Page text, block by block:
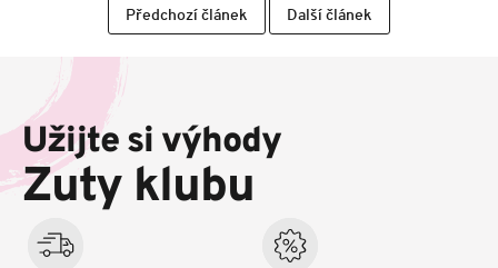
Předchozí článek Další článek
a
í
Užijte si výhody
Zuty klubu